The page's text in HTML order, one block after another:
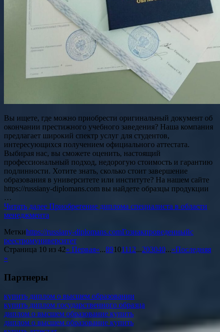
Вы ищете, где можно приобрести оригинальный документ об
окончании престижного учебного заведения? Наша компания
предлагает широкий спектр услуг для студентов,
интересующихся получением официального аттестата.
Выбирая нас, вы сможете оценить, настоящий
профессиональный подход, недорогую стоимость и гарантию
подлинности. Хотите знать, сколько стоит завершение
образования в университете или институте? На нашем сайте
https://russiany-diplomans.com вы найдете образцы продукции
…
Читать далее Приобретение диплома специалиста в области
менеджмента
Меткиhttps://russiany-diplomans.comГознакпроведенныйс
реестромуниверситет
Страница 10 из 42« Первая«...89101112...203040...»Последняя
»
Партнеры
купить диплом о высшем образовании
купить диплом государственного образца
диплом о высшем образование купить
диплом о высшем образование купить